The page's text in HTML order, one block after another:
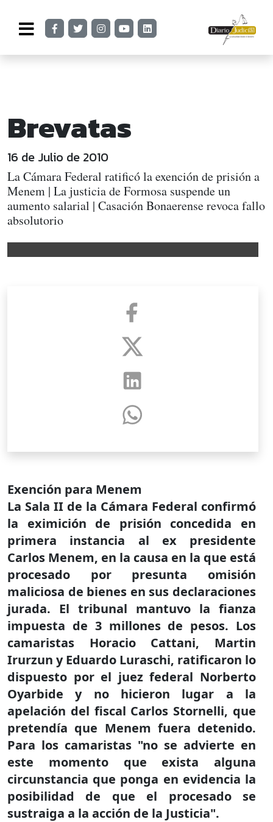
Brevatas
16 de Julio de 2010
La Cámara Federal ratificó la exención de prisión a
Menem | La justicia de Formosa suspende un
aumento salarial | Casación Bonaerense revoca fallo
absolutorio
Exención para Menem
La Sala II de la Cámara Federal confirmó
la eximición de prisión concedida en
primera instancia al ex presidente
Carlos Menem, en la causa en la que está
procesado por presunta omisión
maliciosa de bienes en sus declaraciones
jurada. El tribunal mantuvo la fianza
impuesta de 3 millones de pesos. Los
camaristas Horacio Cattani, Martin
Irurzun y Eduardo Luraschi, ratificaron lo
dispuesto por el juez federal Norberto
Oyarbide y no hicieron lugar a la
apelación del fiscal Carlos Stornelli, que
pretendía que Menem fuera detenido.
Para los camaristas "no se advierte en
este momento que exista alguna
circunstancia que ponga en evidencia la
posibilidad de que el procesado se
sustraiga a la acción de la Justicia".